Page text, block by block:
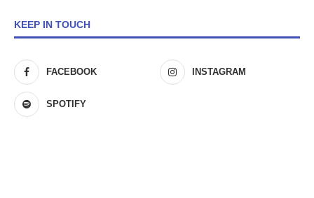
KEEP IN TOUCH
FACEBOOK INSTAGRAM
SPOTIFY